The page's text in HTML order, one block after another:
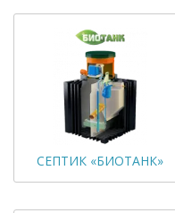
СЕПТИК «БИОТАНК»